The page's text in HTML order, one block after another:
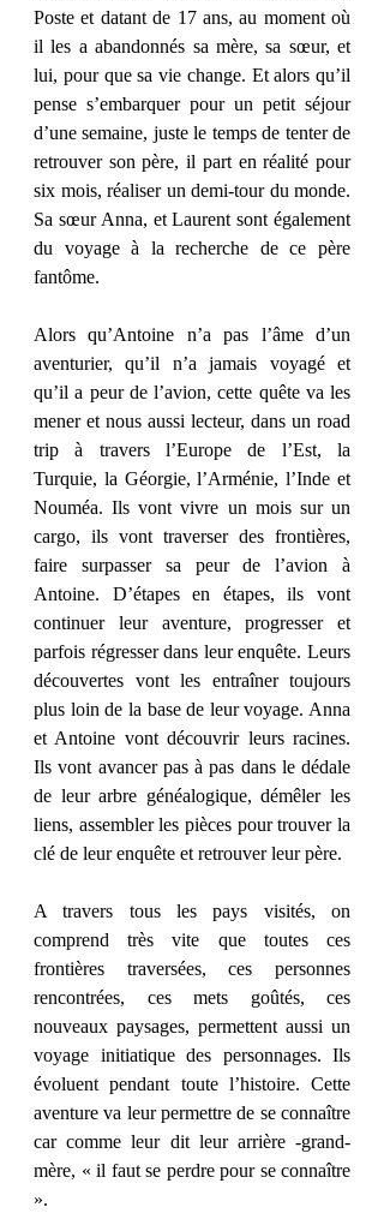
Poste et datant de 17 ans, au moment où
il les a abandonnés sa mère, sa sœur, et
lui, pour que sa vie change. Et alors qu’il
pense s’embarquer pour un petit séjour
d’une semaine, juste le temps de tenter de
retrouver son père, il part en réalité pour
six mois, réaliser un demi-tour du monde.
Sa sœur Anna, et Laurent sont également
du voyage à la recherche de ce père
fantôme.
Alors qu’Antoine n’a pas l’âme d’un
aventurier, qu’il n’a jamais voyagé et
qu’il a peur de l’avion, cette quête va les
mener et nous aussi lecteur, dans un road
trip à travers l’Europe de l’Est, la
Turquie, la Géorgie, l’Arménie, l’Inde et
Nouméa. Ils vont vivre un mois sur un
cargo, ils vont traverser des frontières,
faire surpasser sa peur de l’avion à
Antoine. D’étapes en étapes, ils vont
continuer leur aventure, progresser et
parfois régresser dans leur enquête. Leurs
découvertes vont les entraîner toujours
plus loin de la base de leur voyage. Anna
et Antoine vont découvrir leurs racines.
Ils vont avancer pas à pas dans le dédale
de leur arbre généalogique, démêler les
liens, assembler les pièces pour trouver la
clé de leur enquête et retrouver leur père.
A travers tous les pays visités, on
comprend très vite que toutes ces
frontières traversées, ces personnes
rencontrées, ces mets goûtés, ces
nouveaux paysages, permettent aussi un
voyage initiatique des personnages. Ils
évoluent pendant toute l’histoire. Cette
aventure va leur permettre de se connaître
car comme leur dit leur arrière -grand-
mère, « il faut se perdre pour se connaître
».